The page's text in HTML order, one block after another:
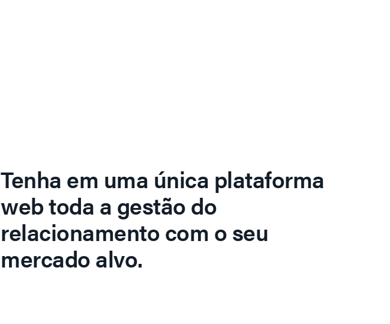
Tenha em uma única plataforma
web toda a gestão do
relacionamento com o seu
mercado alvo.